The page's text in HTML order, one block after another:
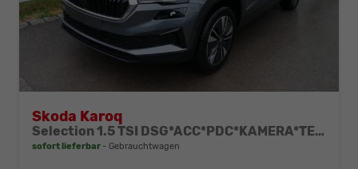
Skoda Karoq
Selection 1.5 TSI DSG*ACC*PDC*KAMERA*TEMPOMAT*LED*SMARTLINK*KLIMA*RADIO*17-ZOLL
sofort lieferbar Gebrauchtwagen